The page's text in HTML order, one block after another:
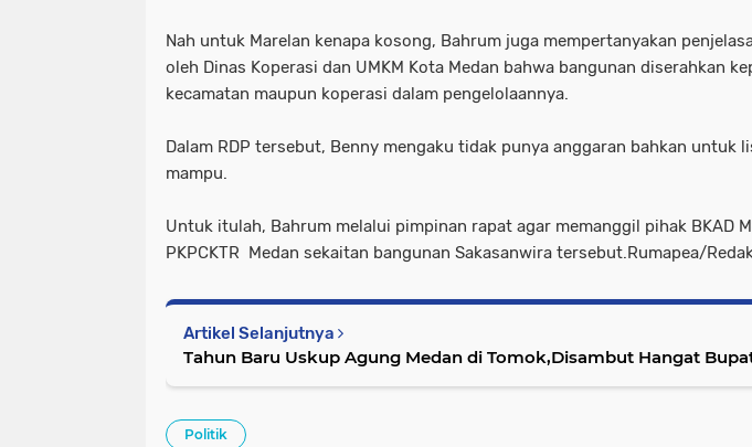
Nah untuk Marelan kenapa kosong, Bahrum juga mempertanyakan
oleh Dinas Koperasi dan UMKM Kota Medan bahwa bangunan diserahkan
kecamatan maupun koperasi dalam pengelolaannya.
Dalam RDP tersebut, Benny mengaku tidak punya anggaran bahkan untuk
mampu.
Untuk itulah, Bahrum melalui pimpinan rapat agar memanggil pihak BKAD
PKPCKTR Medan sekaitan bangunan Sakasanwira tersebut.Rumapea/
Artikel Selanjutnya
Tahun Baru Uskup Agung Medan di Tomok,Disambut Hangat
Politik